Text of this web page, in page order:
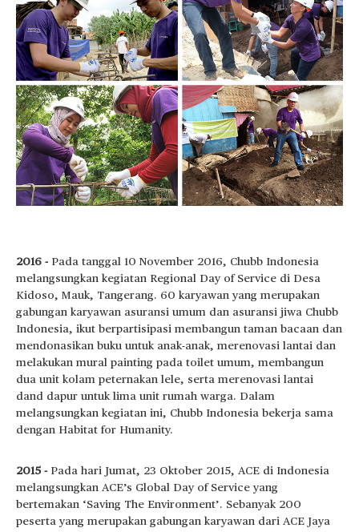
2016 - Pada tanggal 10 November 2016, Chubb Indonesia
melangsungkan kegiatan Regional Day of Service di Desa
Kidoso, Mauk, Tangerang. 60 karyawan yang merupakan
gabungan karyawan asuransi umum dan asuransi jiwa Chubb
Indonesia, ikut berpartisipasi membangun taman bacaan dan
mendonasikan buku untuk anak-anak, merenovasi lantai dan
melakukan mural painting pada toilet umum, membangun
dua unit kolam peternakan lele, serta merenovasi lantai
dand dapur untuk lima unit rumah warga. Dalam
melangsungkan kegiatan ini, Chubb Indonesia bekerja sama
dengan Habitat for Humanity.
2015 - Pada hari Jumat, 23 Oktober 2015, ACE di Indonesia
melangsungkan ACE’s Global Day of Service yang
bertemakan ‘Saving The Environment’. Sebanyak 200
peserta yang merupakan gabungan karyawan dari ACE Jaya